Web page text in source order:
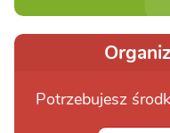
Potrzebujesz